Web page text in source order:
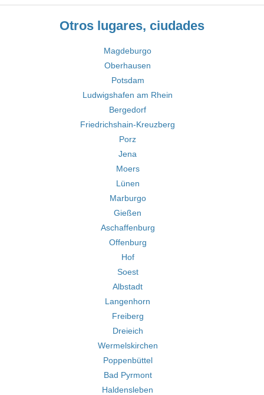
Otros lugares, ciudades
Magdeburgo
Oberhausen
Potsdam
Ludwigshafen am Rhein
Bergedorf
Friedrichshain-Kreuzberg
Porz
Jena
Moers
Lünen
Marburgo
Gießen
Aschaffenburg
Offenburg
Hof
Soest
Albstadt
Langenhorn
Freiberg
Dreieich
Wermelskirchen
Poppenbüttel
Bad Pyrmont
Haldensleben